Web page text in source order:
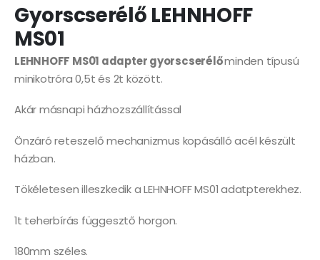
Gyorscserélő LEHNHOFF
MS01
LEHNHOFF MS01 adapter gyorscserélőminden típusú
minikotróra 0,5t és 2t között.
Akár másnapi házhozszállítással
Önzáró reteszelő mechanizmus kopásálló acél készült
házban.
Tökéletesen illeszkedik a LEHNHOFF MS01 adatpterekhez.
1t teherbírás függesztő horgon.
180mm széles.